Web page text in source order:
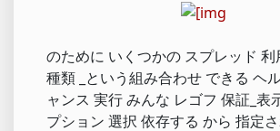
のために いくつかの スプレッド 利
種類 _という組み合わせ できる ヘ
ャンス 実行 みんな レゴフ 保証_表
プション 選択 依存する から 指定